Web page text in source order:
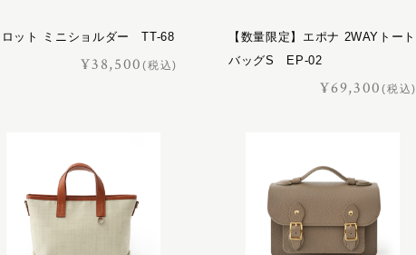
ット ミニショルダー TT-68
¥38,500(税込)
【数量限定】エポナ 2WAYトート
バッグS EP-02
¥69,300(税込)